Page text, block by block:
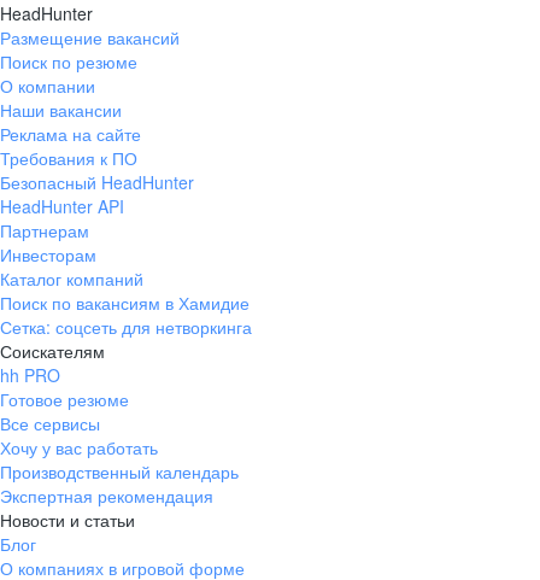
HeadHunter
Размещение вакансий
Поиск по резюме
О компании
Наши вакансии
Реклама на сайте
Требования к ПО
Безопасный HeadHunter
HeadHunter API
Партнерам
Инвесторам
Каталог компаний
Поиск по вакансиям в Хамидие
Сетка: соцсеть для нетворкинга
Соискателям
hh PRO
Готовое резюме
Все сервисы
Хочу у вас работать
Производственный календарь
Экспертная рекомендация
Новости и статьи
Блог
О компаниях в игровой форме